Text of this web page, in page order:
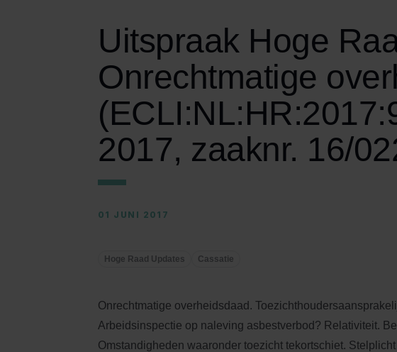
Uitspraak Hoge
Onrechtmatige
2017, zaaknr. 16/
01 JUNI 2017
Hoge Raad Updates Cassatie
Onrechtmatige overheidsdaad.
Arbeidsinspectie op naleving asbestverbod? Relativiteit.
Omstandigheden waaronder toezicht tekortschiet.